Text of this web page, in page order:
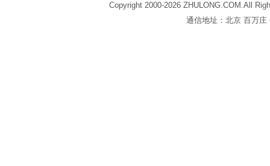
Copyright 2000-2026 ZHULONG.COM.All
通信地址：北京 百万